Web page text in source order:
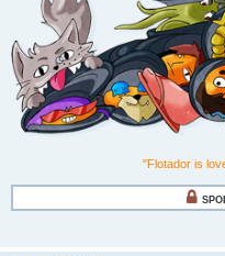
"Flotador is